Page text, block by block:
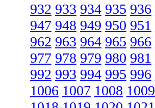
932 933 934 935 936
947 948 949 950 951
962 963 964 965 966
977 978 979 980 981
992 993 994 995 996
1006 1007 1008 1009